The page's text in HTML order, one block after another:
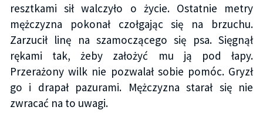
resztkami sił walczyło o życie. Ostatnie metry
mężczyzna pokonał czołgając się na brzuchu.
Zarzucił linę na szamoczącego się psa. Sięgnął
rękami tak, żeby założyć mu ją pod łapy.
Przerażony wilk nie pozwalał sobie pomóc. Gryzł
go i drapał pazurami. Mężczyzna starał się nie
zwracać na to uwagi.